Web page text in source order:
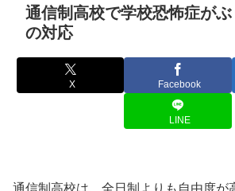
通信制高校で学校恐怖症が
の対応
X Facebook
LINE